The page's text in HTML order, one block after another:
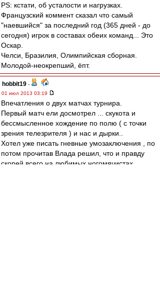
PS: кстати, об усталости и нагрузках.
Французский коммент сказал что самый
"наевшийся" за последний год (365 дней - до
сегодня) игрок в составах обеих команд... Это
Оскар.
Челси, Бразилия, Олимпийская сборная.
Молодой-неокрепший, ёпт.
hobbit19 -
01 июл 2013 03:19
Впечатления о двух матчах турнира.
Первый матч ели досмотрел ... скукота и
бессмысленное хождение по полю ( с точки
зрения телезрителя ) и нас и дырки..
Хотел уже писать гневные умозаключения , по
потом прочитав Влада решил, что и правду
скорей всего на любимых ногомячистах